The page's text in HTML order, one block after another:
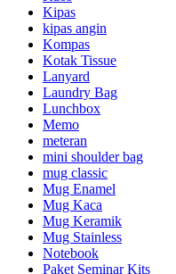
Kipas
kipas angin
Kompas
Kotak Tissue
Lanyard
Laundry Bag
Lunchbox
Memo
meteran
mini shoulder bag
mug classic
Mug Enamel
Mug Kaca
Mug Keramik
Mug Stainless
Notebook
Paket Seminar Kits